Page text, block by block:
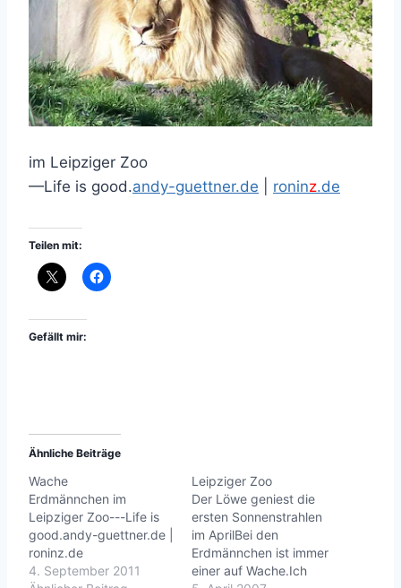
im Leipziger Zoo
—Life is good.andy-guettner.de roninz.de
Teilen mit:
Gefällt mir:
Ähnliche Beiträge
Wache
Erdmännchen im
Leipziger Zoo---Life is
good.andy-guettner.de |
roninz.de
4. September 2011
Leipziger Zoo
Der Löwe geniest die
ersten Sonnenstrahlen
im AprilBei den
Erdmännchen ist immer
einer auf Wache.Ich